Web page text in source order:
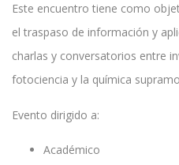
Este encuentro tiene como
el traspaso de información y
charlas y conversatorios entre
fotociencia y la química
Evento dirigido a:
Académico